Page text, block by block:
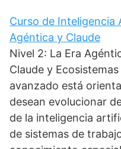
Curso de Inteligencia
Agéntica y Claude
Nivel 2: La Era
Claude y
avanzado está
desean evolucionar
de la inteligencia
de sistemas de